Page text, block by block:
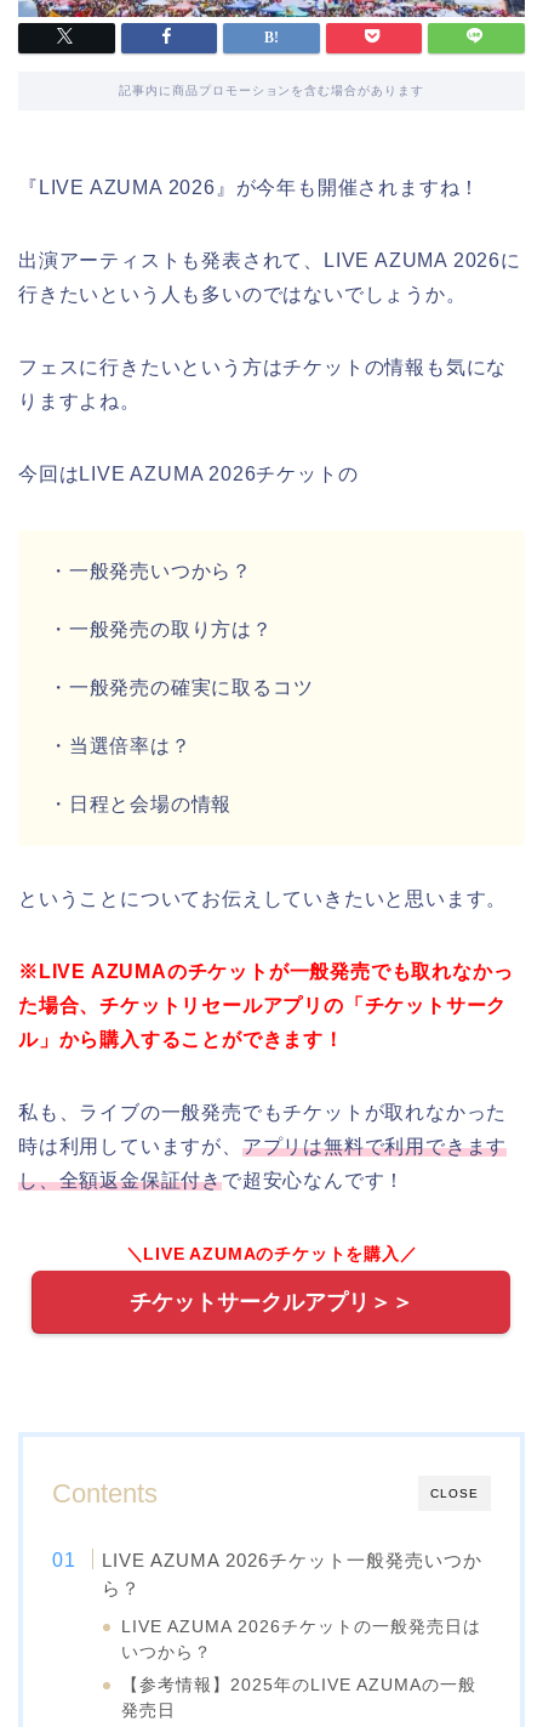
記事内に商品プロモーションを含む場合があります
『LIVE AZUMA 2026』が今年も開催されますね！
出演アーティストも発表されて、LIVE AZUMA 2026に
行きたいという人も多いのではないでしょうか。
フェスに行きたいという方はチケットの情報も気にな
りますよね。
今回はLIVE AZUMA 2026チケットの
・一般発売いつから？
・一般発売の取り方は？
・一般発売の確実に取るコツ
・当選倍率は？
・日程と会場の情報
ということについてお伝えしていきたいと思います。
※LIVE AZUMAのチケットが一般発売でも取れなかっ
た場合、チケットリセールアプリの「チケットサーク
ル」から購入することができます！
私も、ライブの一般発売でもチケットが取れなかった
時は利用していますが、 アプリは無料で利用できます
し、全額返金保証付きで超安心なんです！
＼LIVE AZUMAのチケットを購入／
チケットサークルアプリ＞＞
CLOSE
Contents
LIVE AZUMA 2026チケット一般発売いつか
ら？
LIVE AZUMA 2026チケットの一般発売日は
いつから？
【参考情報】2025年のLIVE AZUMAの一般
発売日